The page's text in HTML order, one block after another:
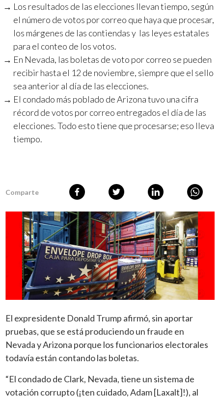
Los resultados de las elecciones llevan tiempo, según
el número de votos por correo que haya que procesar,
los márgenes de las contiendas y las leyes estatales
para el conteo de los votos.
En Nevada, las boletas de voto por correo se pueden
recibir hasta el 12 de noviembre, siempre que el sello
sea anterior al día de las elecciones.
El condado más poblado de Arizona tuvo una cifra
récord de votos por correo entregados el día de las
elecciones. Todo esto tiene que procesarse; eso lleva
tiempo.
Comparte
El expresidente Donald Trump afirmó, sin aportar
pruebas, que se está produciendo un fraude en
Nevada y Arizona porque los funcionarios electorales
todavía están contando las boletas.
“El condado de Clark, Nevada, tiene un sistema de
votación corrupto (¡ten cuidado, Adam [Laxalt]!), al